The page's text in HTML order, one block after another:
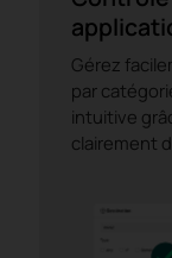
Gérez
par
intuitive
clairement